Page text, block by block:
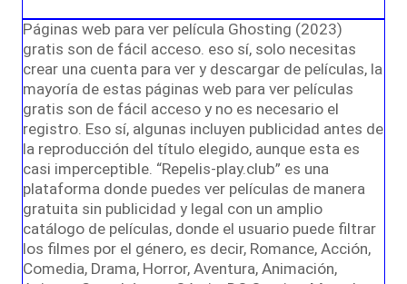
Páginas web para ver película Ghosting (2023)
gratis son de fácil acceso. eso sí, solo necesitas
crear una cuenta para ver y descargar de películas, la
mayoría de estas páginas web para ver películas
gratis son de fácil acceso y no es necesario el
registro. Eso sí, algunas incluyen publicidad antes de
la reproducción del título elegido, aunque esta es
casi imperceptible. “Repelis-play.club” es una
plataforma donde puedes ver películas de manera
gratuita sin publicidad y legal con un amplio
catálogo de películas, donde el usuario puede filtrar
los filmes por el género, es decir, Romance, Acción,
Comedia, Drama, Horror, Aventura, Animación,